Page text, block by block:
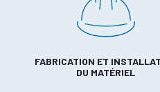
FABRICATION ET
DU MATÉRIEL